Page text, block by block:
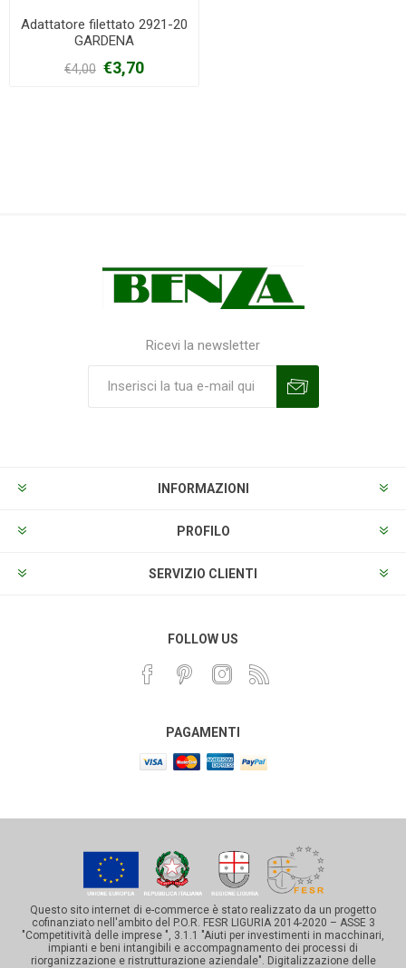
Adattatore filettato 2921-20
GARDENA
€4,00 €3,70
Ricevi la newsletter
INFORMAZIONI
PROFILO
SERVIZIO CLIENTI
FOLLOW US
PAGAMENTI
Questo sito internet di e-commerce è stato realizzato da un progetto
cofinanziato nell'ambito del P.O.R. FESR LIGURIA 2014-2020 – ASSE 3
"Competitività delle imprese ", 3.1.1 "Aiuti per investimenti in macchinari,
impianti e beni intangibili e accompagnamento dei processi di
riorganizzazione e ristrutturazione aziendale". Digitalizzazione delle